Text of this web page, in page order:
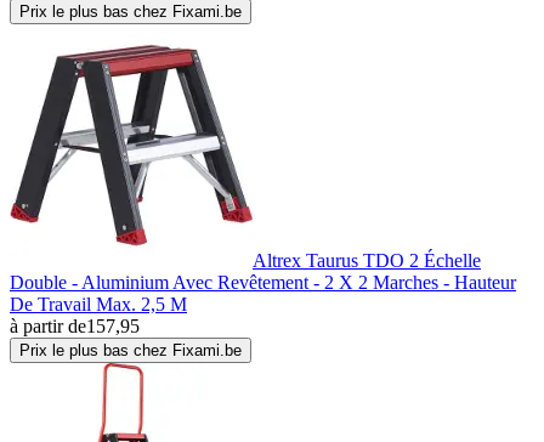
Prix le plus bas chez Fixami.be
Altrex Taurus TDO 2 Échelle
Double - Aluminium Avec Revêtement - 2 X 2 Marches - Hauteur
De Travail Max. 2,5 M
à partir de157,95
Prix le plus bas chez Fixami.be